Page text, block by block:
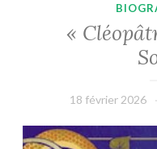
«
18 février 2026